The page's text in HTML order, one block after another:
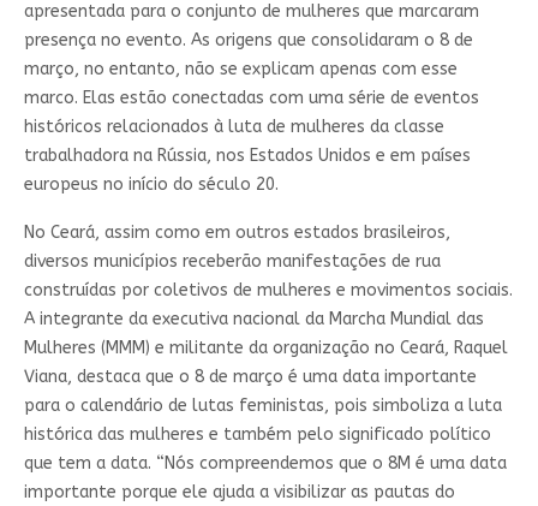
apresentada para o conjunto de mulheres que marcaram
presença no evento. As origens que consolidaram o 8 de
março, no entanto, não se explicam apenas com esse
marco. Elas estão conectadas com uma série de eventos
históricos relacionados à luta de mulheres da classe
trabalhadora na Rússia, nos Estados Unidos e em países
europeus no início do século 20.
No Ceará, assim como em outros estados brasileiros,
diversos municípios receberão manifestações de rua
construídas por coletivos de mulheres e movimentos sociais.
A integrante da executiva nacional da Marcha Mundial das
Mulheres (MMM) e militante da organização no Ceará, Raquel
Viana, destaca que o 8 de março é uma data importante
para o calendário de lutas feministas, pois simboliza a luta
histórica das mulheres e também pelo significado político
que tem a data. “Nós compreendemos que o 8M é uma data
importante porque ele ajuda a visibilizar as pautas do